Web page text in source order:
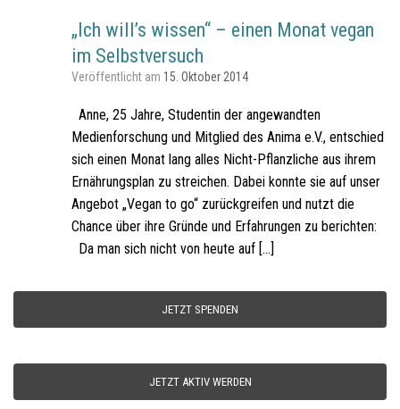
„Ich will’s wissen“ – einen Monat vegan
im Selbstversuch
Veröffentlicht am 15. Oktober 2014
Anne, 25 Jahre, Studentin der angewandten
Medienforschung und Mitglied des Anima e.V., entschied
sich einen Monat lang alles Nicht-Pflanzliche aus ihrem
Ernährungsplan zu streichen. Dabei konnte sie auf unser
Angebot „Vegan to go“ zurückgreifen und nutzt die
Chance über ihre Gründe und Erfahrungen zu berichten:
Da man sich nicht von heute auf […]
JETZT SPENDEN
JETZT AKTIV WERDEN